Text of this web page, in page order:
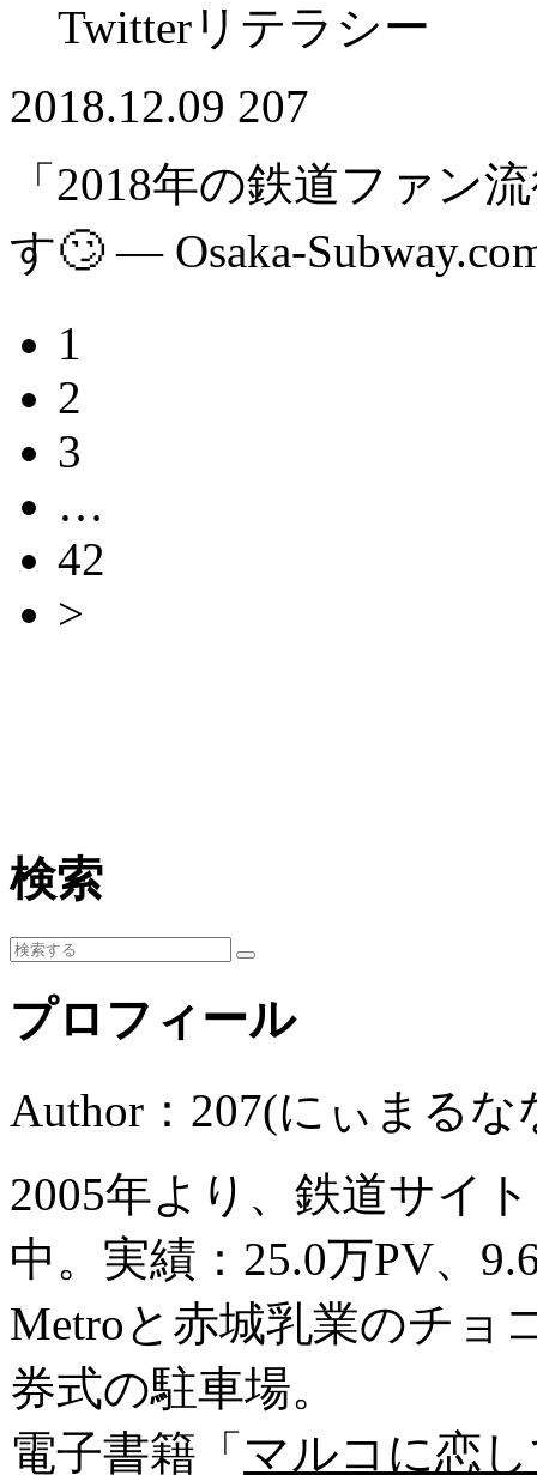
Twitterリテラシー
2018.12.09 207
「2018年の鉄道ファン
す🙄 — Osaka-
1
2
3
…
42
>
検索
プロフィール
Author：207(にぃまるな
2005年より、鉄道サイ
中。実績：25.0万PV、
Metroと赤城乳業のチョ
券式の駐車場。
電子書籍「 マルコに恋